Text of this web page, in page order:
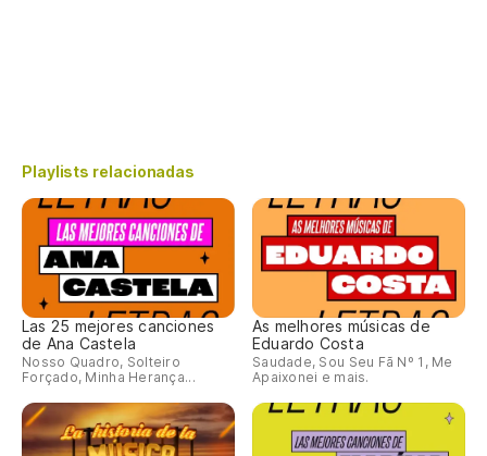
Playlists relacionadas
Las 25 mejores canciones
de Ana Castela
Nosso Quadro, Solteiro
Forçado, Minha Herança...
As melhores músicas de
Eduardo Costa
Saudade, Sou Seu Fã Nº 1, Me
Apaixonei e mais.